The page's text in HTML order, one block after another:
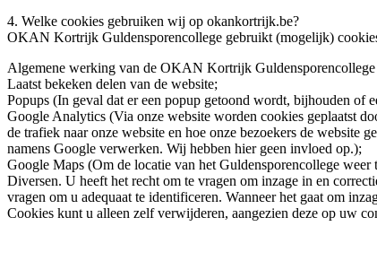
4. Welke cookies gebruiken wij op okankortrijk.be?
OKAN Kortrijk Guldensporencollege gebruikt (mogelijk)
Algemene werking van de OKAN Kortrijk Guldensporencollege
Laatst bekeken delen van de website;
Popups (In geval dat er een popup getoond wordt, bijhouden of
Google Analytics (Via onze website worden cookies geplaatst
de trafiek naar onze website en hoe onze bezoekers de
namens Google verwerken. Wij hebben hier geen invloed op.);
Google Maps (Om de locatie van het Guldensporencollege weer
Diversen. U heeft het recht om te vragen om inzage in en
vragen om u adequaat te identificeren. Wanneer het gaat om
Cookies kunt u alleen zelf verwijderen, aangezien deze op uw